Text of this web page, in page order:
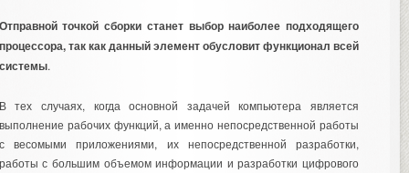
точкой сборки станет выбор наиболее подходящего
так как данный элемент обусловит функционал всей
.
тех случаях, когда основной задачей компьютера является
рабочих функций, а именно непосредственной работы
весомыми приложениями, их непосредственной разработки,
с большим объемом информации и разработки цифрового